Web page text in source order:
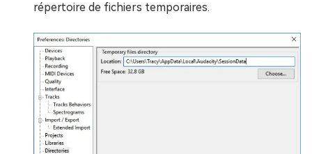
répertoire de fichiers temporaires.